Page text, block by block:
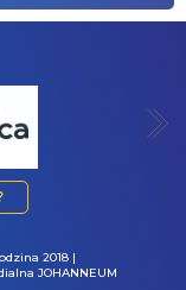
2018 |
JOHANNEUM